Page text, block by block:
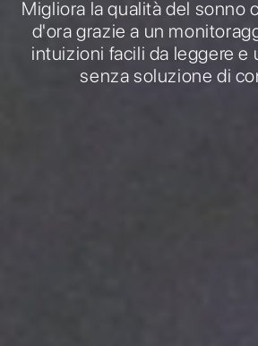
Migliora la qualità del sonno
d'ora grazie a un
intuizioni facili da leggere e
senza soluzione di